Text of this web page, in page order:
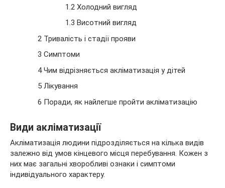
1.2 Холодний вигляд
1.3 Висотний вигляд
2 Тривалість і стадії прояви
3 Симптоми
4 Чим відрізняється акліматизація у дітей
5 Лікування
6 Поради, як найлегше пройти акліматизацію
Види акліматизації
Акліматизація людини підрозділяється на кілька видів
залежно від умов кінцевого місця перебування. Кожен з
них має загальні хворобливі ознаки і симптоми
індивідуального характеру.